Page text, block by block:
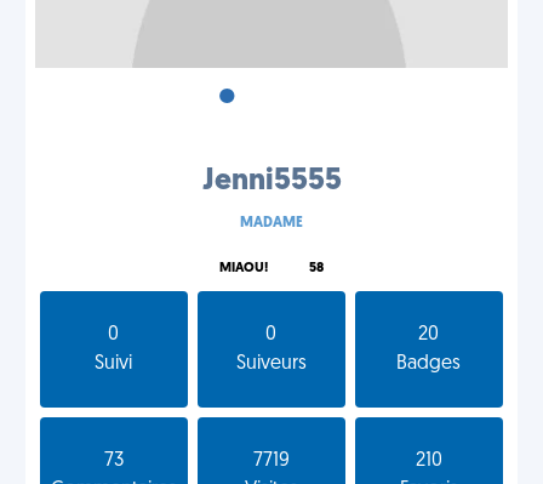
•
Jenni5555
MADAME
MIAOU! 58
0
Suivi
0
Suiveurs
20
Badges
73
7719
210